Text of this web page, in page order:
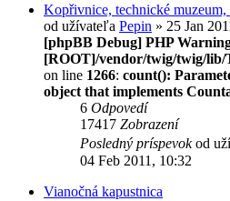
Kopřivnice, technické muzeum,
od užívateľa Pepin » 25 Jan
[phpBB Debug] PHP
[ROOT]/vendor/twig/twig/lib/
on line 1266: count():
object that implements
6 Odpovedí
17417 Zobrazení
Posledný príspevokod
04 Feb 2011, 10:32
Vianočná kapustnica